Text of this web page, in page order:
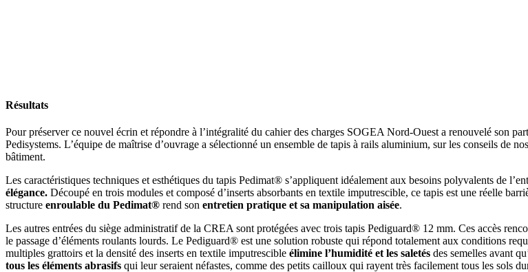
Résultats
Pour préserver ce nouvel écrin et répondre à l’intégralité du cahier des charges SOGEA Nord-Ouest a renouvelé son
Pedisystems. L’équipe de maîtrise d’ouvrage a sélectionné un ensemble de tapis à rails aluminium, sur les conseils de
bâtiment.
Les caractéristiques techniques et esthétiques du tapis Pedimat® s’appliquent idéalement aux besoins polyvalents de
élégance. Découpé en trois modules et composé d’inserts absorbants en textile imputrescible, ce tapis est une réelle
structure enroulable du Pedimat® rend son entretien pratique et sa manipulation aisée.
Les autres entrées du siège administratif de la CREA sont protégées avec trois tapis Pediguard® 12 mm. Ces accès
le passage d’éléments roulants lourds. Le Pediguard® est une solution robuste qui répond totalement aux conditions
multiples grattoirs et la densité des inserts en textile imputrescible élimine l’humidité et les saletés des semelles avant
tous les éléments abrasifs qui leur seraient néfastes, comme des petits cailloux qui rayent très facilement tous les sols